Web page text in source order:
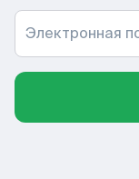
Электронная